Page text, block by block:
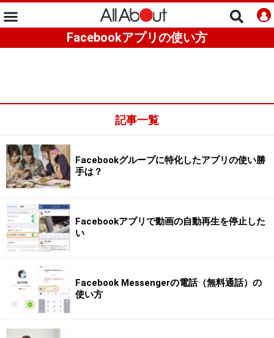
Facebookアプリの使い方
記事一覧
Facebookグループに特化したアプリの使い勝
手は？
Facebookアプリで動画の自動再生を停止した
い
Facebook Messengerの電話（無料通話）の
使い方